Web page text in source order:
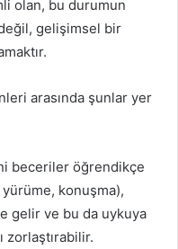
olan, bu durumun
gelişimsel bir
arasında şunlar yer
beceriler öğrendikçe
konuşma),
gelir ve bu da uykuya
zorlaştırabilir.